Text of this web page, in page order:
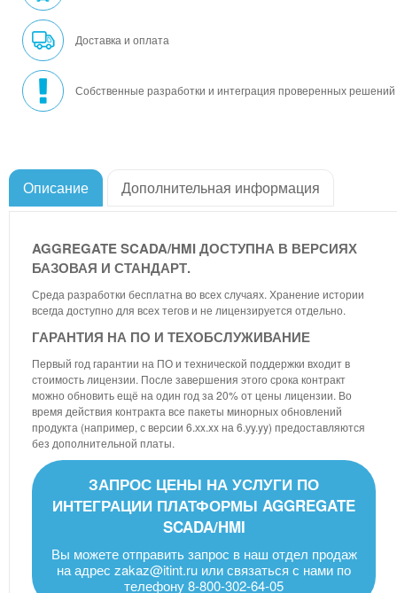
Доставка и оплата
Собственные разработки и интеграция проверенных решений
Описание Дополнительная информация
AGGREGATE SCADA/HMI ДОСТУПНА В ВЕРСИЯХ
БАЗОВАЯ И СТАНДАРТ.
Среда разработки бесплатна во всех случаях. Хранение истории
всегда доступно для всех тегов и не лицензируется отдельно.
ГАРАНТИЯ НА ПО И ТЕХОБСЛУЖИВАНИЕ
Первый год гарантии на ПО и технической поддержки входит в
стоимость лицензии. После завершения этого срока контракт
можно обновить ещё на один год за 20% от цены лицензии. Во
время действия контракта все пакеты минорных обновлений
продукта (например, с версии 6.хx.xx на 6.уy.yy) предоставляются
без дополнительной платы.
ЗАПРОС ЦЕНЫ НА УСЛУГИ ПО
ИНТЕГРАЦИИ ПЛАТФОРМЫ AGGREGATE
SCADA/HMI
Вы можете отправить запрос в наш отдел продаж
на адрес zakaz@itint.ru или связаться с нами по
телефону 8-800-302-64-05